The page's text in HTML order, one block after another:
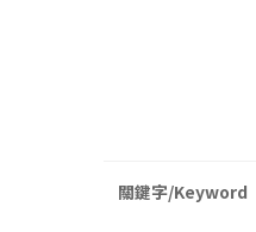
關鍵字/Keyword